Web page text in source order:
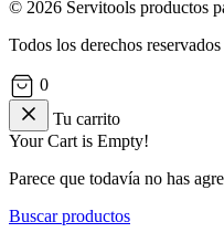
© 2026 Servitools productos
Todos los derechos reservados
0
Tu carrito
Your Cart is Empty!
Parece que todavía no has
Buscar productos